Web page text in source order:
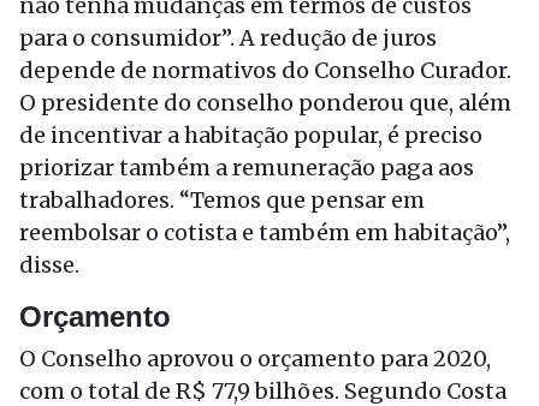
para o consumidor”. A redução de juros
depende de normativos do Conselho Curador.
O presidente do conselho ponderou que, além
de incentivar a habitação popular, é preciso
priorizar também a remuneração paga aos
trabalhadores. “Temos que pensar em
reembolsar o cotista e também em habitação”,
disse.
Orçamento
O Conselho aprovou o orçamento para 2020,
com o total de R$ 77,9 bilhões. Segundo Costa